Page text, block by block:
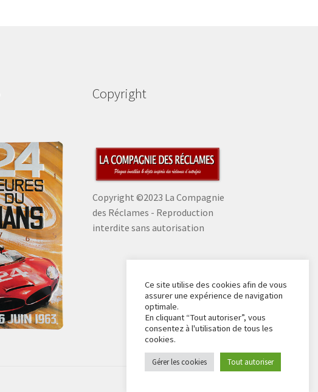
Copyright
Copyright ©2023 La Compagnie
des Réclames - Reproduction
interdite sans autorisation
Ce site utilise des cookies afin de vous
assurer une expérience de navigation
optimale.
En cliquant “Tout autoriser”, vous
consentez à l'utilisation de tous les
cookies.
Gérer les cookies Tout autoriser